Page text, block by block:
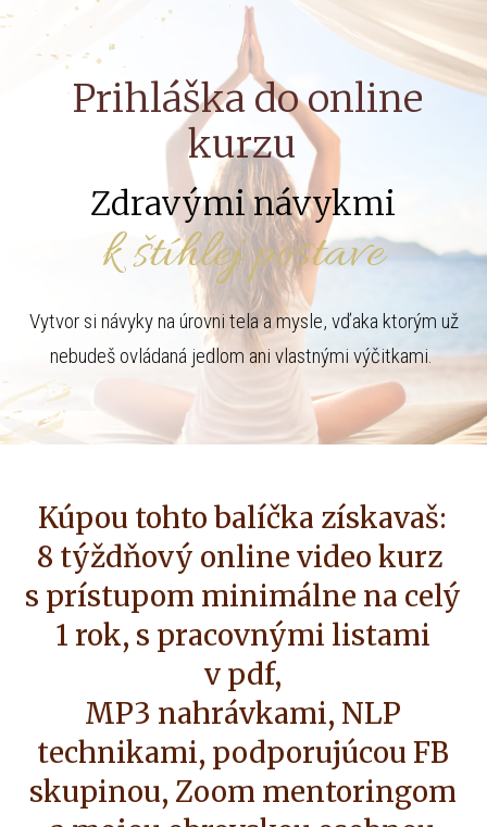
Prihláška do online
kurzu
Zdravými návykmi
k štíhlej postave
Vytvor si návyky na úrovni tela a mysle, vďaka ktorým už
nebudeš ovládaná jedlom ani vlastnými výčitkami.
Kúpou tohto balíčka získavaš:
8 týždňový online video kurz
s prístupom minimálne na celý
1 rok, s pracovnými listami
v pdf,
MP3 nahrávkami, NLP
technikami, podporujúcou FB
skupinou, Zoom mentoringom